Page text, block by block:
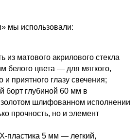
мы использовали:
из матового акрилового стекла
белого цвета — для мягкого,
и приятного глазу свечения;
борт глубиной 60 мм в
шлифованном исполнении
прочность, но и элемент
пластика 5 мм — легкий,